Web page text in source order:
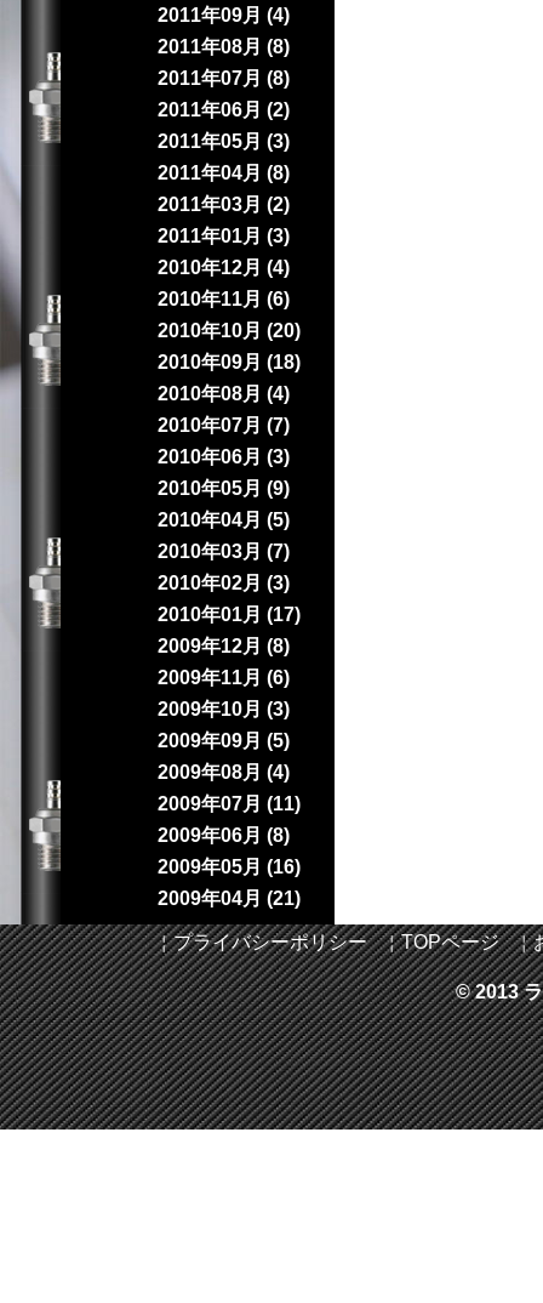
2011年09月 (4)
2011年08月 (8)
2011年07月 (8)
2011年06月 (2)
2011年05月 (3)
2011年04月 (8)
2011年03月 (2)
2011年01月 (3)
2010年12月 (4)
2010年11月 (6)
2010年10月 (20)
2010年09月 (18)
2010年08月 (4)
2010年07月 (7)
2010年06月 (3)
2010年05月 (9)
2010年04月 (5)
2010年03月 (7)
2010年02月 (3)
2010年01月 (17)
2009年12月 (8)
2009年11月 (6)
2009年10月 (3)
2009年09月 (5)
2009年08月 (4)
2009年07月 (11)
2009年06月 (8)
2009年05月 (16)
2009年04月 (21)
￤プライバシーポリシー￤TOPページ￤
© 2013